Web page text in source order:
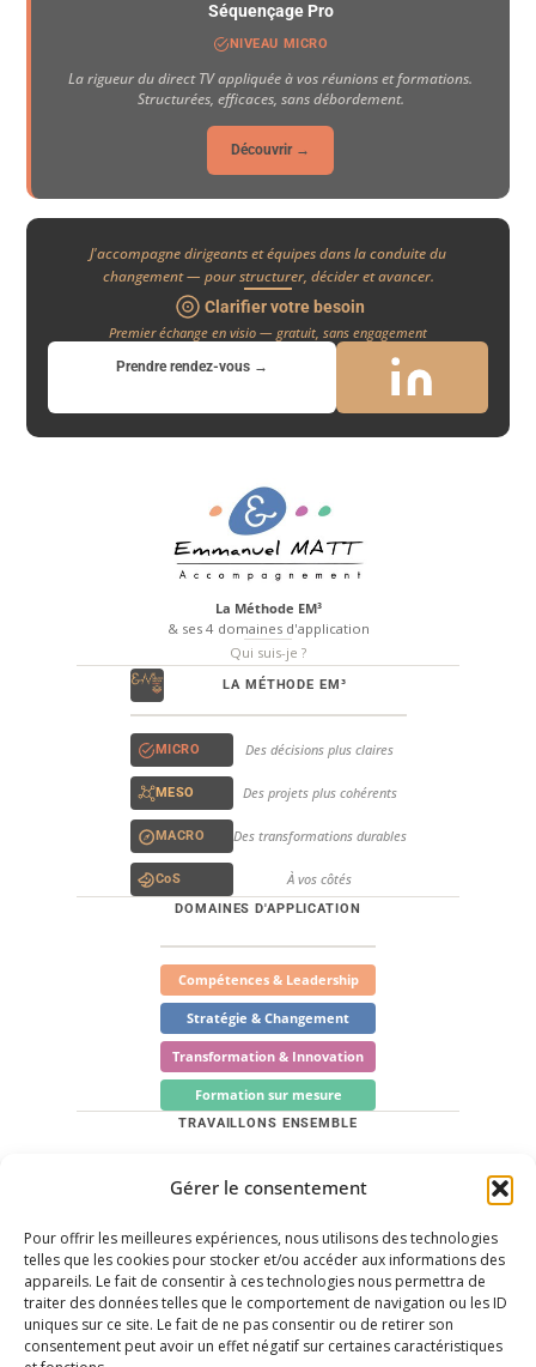
Gérer le consentement
Pour offrir les meilleures expériences, nous utilisons des technologies
telles que les cookies pour stocker et/ou accéder aux informations des
appareils. Le fait de consentir à ces technologies nous permettra de
traiter des données telles que le comportement de navigation ou les ID
uniques sur ce site. Le fait de ne pas consentir ou de retirer son
consentement peut avoir un effet négatif sur certaines caractéristiques
Séquençage Pro
NIVEAU MICRO
La rigueur du direct TV appliquée à vos réunions et formations.
Structurées, efficaces, sans débordement.
Découvrir →
J'accompagne dirigeants et équipes dans la conduite du
changement — pour structurer, décider et avancer.
Clarifier votre besoin
Premier échange en visio — gratuit, sans engagement
Prendre rendez-vous →
La Méthode EM³
& ses 4 domaines d'application
Qui suis-je ?
LA MÉTHODE EM³
MICRO Des décisions plus claires
MESO Des projets plus cohérents
MACRO Des transformations durables
CoS À vos côtés
DOMAINES D'APPLICATION
Compétences & Leadership
Stratégie & Changement
Transformation & Innovation
Formation sur mesure
TRAVAILLONS ENSEMBLE
Quels sont vos besoins ? Trouvons les solutions
Me contacter
Prendre rendez-vous
LinkedIn